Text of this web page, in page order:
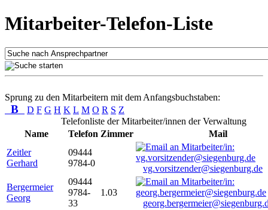
Mitarbeiter-Telefon-Liste
Sprung zu den Mitarbeitern mit dem Anfangsbuchstaben:
B D F G H K L M O R S Z
Telefonliste der Mitarbeiter/innen der Verwaltung
Name
Telefon Zimmer
Mail
Zeitler
Gerhard
09444
9784-0
vg.vorsitzender@siegenburg.de
Bergermeier
Georg
09444
9784-
33
1.03